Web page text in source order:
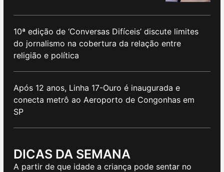
10ª edição de ‘Conversas Difíceis’ discute limites
do jornalismo na cobertura da relação entre
religião e política
Após 12 anos, Linha 17-Ouro é inaugurada e
conecta metrô ao Aeroporto de Congonhas em
SP
DICAS DA SEMANA
A partir de que idade a criança pode sentar no